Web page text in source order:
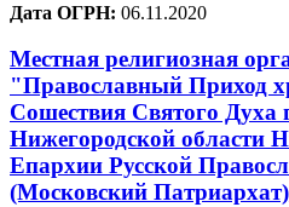
Дата ОГРН: 06.11.2020
Местная религиозная
"Православный Приход
Сошествия Святого Духа
Нижегородской области
Епархии Русской
(Московский